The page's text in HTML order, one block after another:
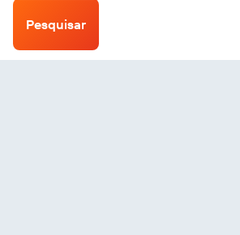
Pesquisar